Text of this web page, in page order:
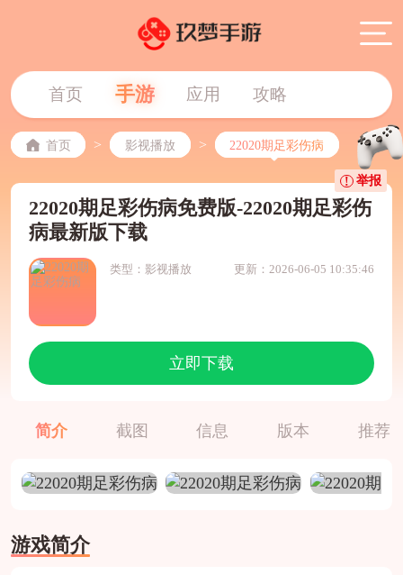
首页 手游 应用 攻略
首页 > 影视播放 > 22020期足彩伤病
22020期足彩伤病免费版-22020期足彩伤
病最新版下载
类型：影视播放 更新：2026-06-05 10:35:46
立即下载
举报
简介 截图 信息 版本 推荐
游戏简介